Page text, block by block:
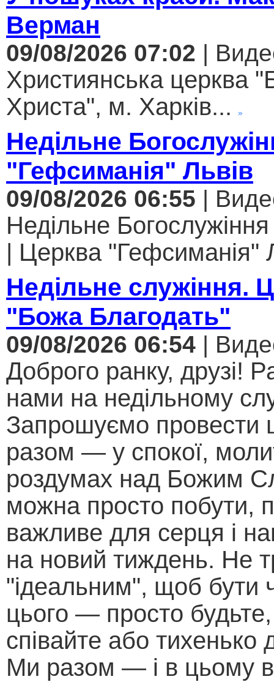
Верман
09/08/2026 07:02 |
Християнська церква
Христа", м. Харків...
Недільне
"Гефсиманія" Львів
09/08/2026 06:55 |
Недільне
| Церква "Гефсиманія"
Недільне служіння.
"Божа Благодать"
09/08/2026 06:54 |
Доброго ранку, друзі!
нами на недільному
Запрошуємо провести
разом — у спокої,
роздумах над Божим
можна просто побути,
важливе для серця і
на новий тиждень. Не
"ідеальним", щоб бути
цього — просто
співайте або тихенько
Ми разом — і в цьому